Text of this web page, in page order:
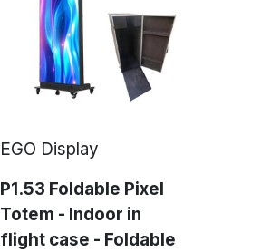
EGO Display
P1.53 Foldable Pixel
Totem - Indoor in
flight case - Foldable